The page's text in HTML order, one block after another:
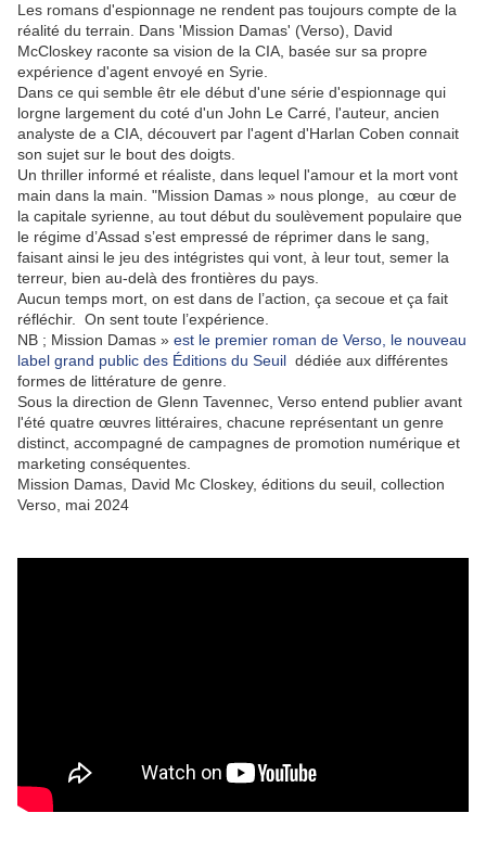
Les romans d'espionnage ne rendent pas toujours compte de la
réalité du terrain. Dans 'Mission Damas' (Verso), David
McCloskey raconte sa vision de la CIA, basée sur sa propre
expérience d'agent envoyé en Syrie.
Dans ce qui semble êtr ele début d'une série d'espionnage qui
lorgne largement du coté d'un John Le Carré, l'auteur, ancien
analyste de a CIA, découvert par l'agent d'Harlan Coben connait
son sujet sur le bout des doigts.
Un thriller informé et réaliste, dans lequel l'amour et la mort vont
main dans la main. "Mission Damas » nous plonge, au cœur de
la capitale syrienne, au tout début du soulèvement populaire que
le régime d’Assad s’est empressé de réprimer dans le sang,
faisant ainsi le jeu des intégristes qui vont, à leur tout, semer la
terreur, bien au-delà des frontières du pays.
Aucun temps mort, on est dans de l’action, ça secoue et ça fait
réfléchir. On sent toute l’expérience.
NB ; Mission Damas » est le premier roman de Verso, le nouveau
label grand public des Éditions du Seuil dédiée aux différentes
formes de littérature de genre.
Sous la direction de Glenn Tavennec, Verso entend publier avant
l'été quatre œuvres littéraires, chacune représentant un genre
distinct, accompagné de campagnes de promotion numérique et
marketing conséquentes.
Mission Damas, David Mc Closkey, éditions du seuil, collection
Verso, mai 2024